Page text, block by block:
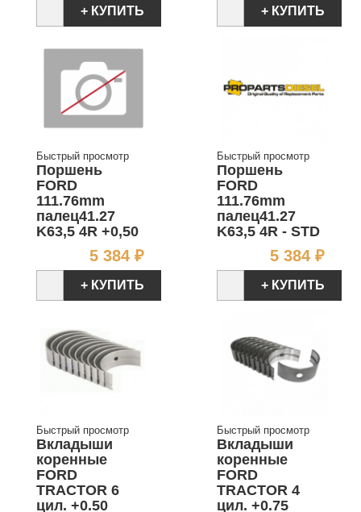
+ КУПИТЬ + КУПИТЬ
Быстрый просмотр
Поршень
FORD
111.76mm
палец41.27
K63,5 4R +0,50
5 384 ₽Цена
+ КУПИТЬ
Быстрый просмотр
Поршень
FORD
111.76mm
палец41.27
K63,5 4R - STD
5 384 ₽
+ КУПИТЬ
Быстрый просмотр
Вкладыши
коренные
FORD
TRACTOR 6
цил. +0.50
Быстрый просмотр
Вкладыши
коренные
FORD
TRACTOR 4
цил. +0.75